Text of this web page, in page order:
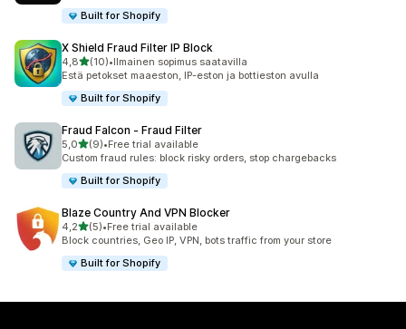
Built for Shopify
X Shield Fraud Filter IP Block
4,8/ 5 tähteä
(10)
10 arvostelua yhteensä
•Ilmainen sopimus saatavilla
Estä petokset maaeston, IP-eston ja bottieston avulla
Built for Shopify
Fraud Falcon ‑ Fraud Filter
5,0/ 5 tähteä
(9)
9 arvostelua yhteensä
•Free trial available
Custom fraud rules: block risky orders, stop chargebacks
Built for Shopify
Blaze Country And VPN Blocker
4,2/ 5 tähteä
(5)
5 arvostelua yhteensä
•Free trial available
Block countries, Geo IP, VPN, bots traffic from your store
Built for Shopify